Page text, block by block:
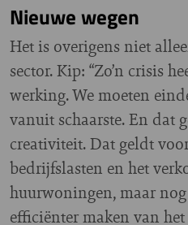
Nieuwe wegen
Het is overigens niet
sector. Kip: “Zo’n crisis
werking. We moeten
vanuit schaarste. En dat
creativiteit. Dat geldt
bedrijfslasten en het
huurwoningen, maar
efficiënter maken van